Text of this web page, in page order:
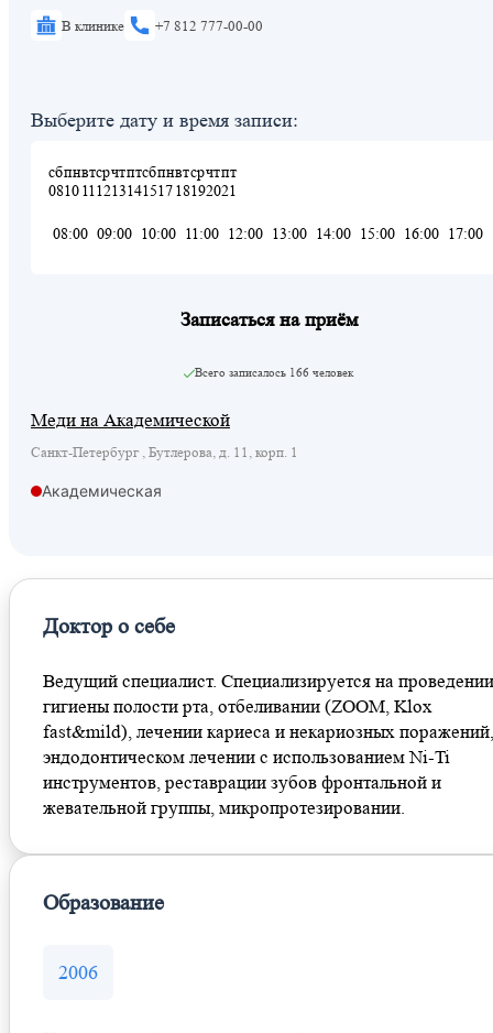
В клинике +7 812 777-00-00
Выберите дату и время записи:
сб
08
пн
10
вт
11
ср
12
чт
13
пт
14
сб
15
пн
17
вт
18
ср
19
чт
20
пт
21
08:00 09:00 10:00 11:00 12:00 13:00 14:00 15:00 16:00 17:00
Записаться на приём
Всего записалось 166 человек
Меди на Академической
Санкт-Петербург , Бутлерова, д. 11, корп. 1
Академическая
Доктор о себе
Ведущий специалист. Специализируется на проведении
гигиены полости рта, отбеливании (ZOOM, Klox
fast&mild), лечении кариеса и некариозных поражений,
эндодонтическом лечении с использованием Ni-Ti
инструментов, реставрации зубов фронтальной и
жевательной группы, микропротезировании.
Образование
2006